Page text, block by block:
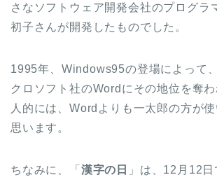
さなソフトウェア開発会社のプログラ
初子さんが開発したものでした。
1995年、Windows95の登場によって
クロソフト社のWordにその地位を奪
人的には、Wordよりも一太郎の方が
思います。
ちなみに、「 漢字の日
」は、12月12